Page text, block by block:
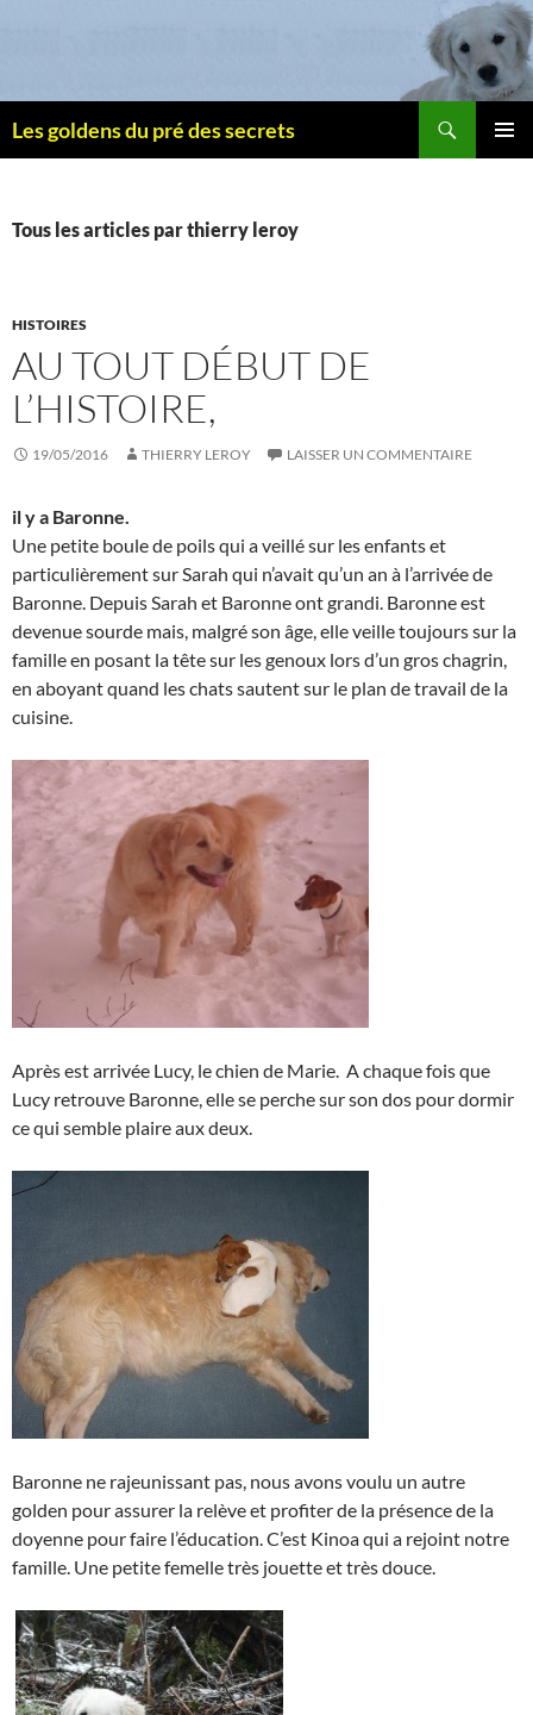
Les goldens du pré des secrets
Tous les articles par thierry leroy
HISTOIRES
AU TOUT DÉBUT DE
L’HISTOIRE,
19/05/2016 THIERRY LEROY LAISSER UN COMMENTAIRE
il y a Baronne.
Une petite boule de poils qui a veillé sur les enfants et
particulièrement sur Sarah qui n’avait qu’un an à l’arrivée de
Baronne. Depuis Sarah et Baronne ont grandi. Baronne est
devenue sourde mais, malgré son âge, elle veille toujours sur la
famille en posant la tête sur les genoux lors d’un gros chagrin,
en aboyant quand les chats sautent sur le plan de travail de la
cuisine.
Après est arrivée Lucy, le chien de Marie. A chaque fois que
Lucy retrouve Baronne, elle se perche sur son dos pour dormir
ce qui semble plaire aux deux.
Baronne ne rajeunissant pas, nous avons voulu un autre
golden pour assurer la relève et profiter de la présence de la
doyenne pour faire l’éducation. C’est Kinoa qui a rejoint notre
famille. Une petite femelle très jouette et très douce.